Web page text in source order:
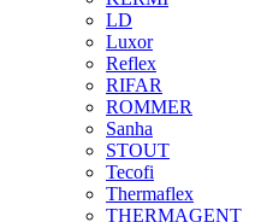
LD
Luxor
Reflex
RIFAR
ROMMER
Sanha
STOUT
Tecofi
Thermaflex
THERMAGENT